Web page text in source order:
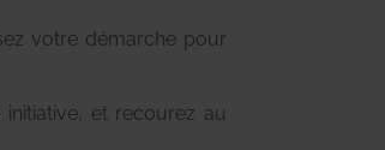
votre démarche pour
et recourez au